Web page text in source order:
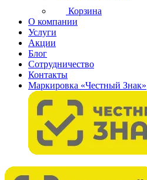
Корзина
О компании
Услуги
Акции
Блог
Сотрудничество
Контакты
Маркировка «Честный Знак»